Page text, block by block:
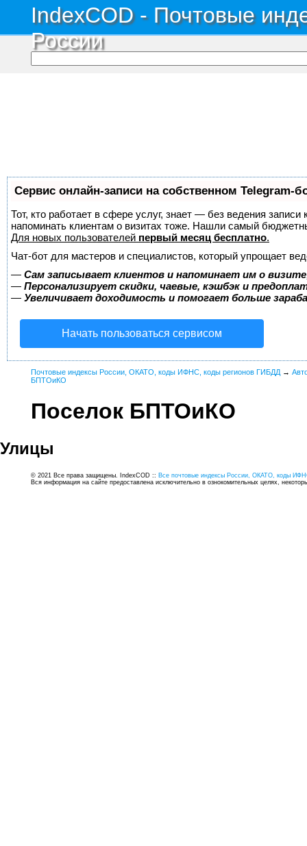
IndexCOD - Почтовые
России
Сервис онлайн-записи на собственном Telegram-
Тот, кто работает в сфере услуг, знает — без ведения
напоминать клиентам о визитах тоже. Нашли самый
Для новых пользователей первый месяц бесплатно.
Чат-бот для мастеров и специалистов, который упрощает
— Сам записывает клиентов и напоминает им о
— Персонализирует скидки, чаевые, кэшбэк и
— Увеличивает доходимость и помогает больше
Начать пользоваться сервисом
Почтовые индексы России, ОКАТО, коды ИФНС, коды регионов ГИБДД →
БПТОиКО
Поселок БПТОиКО
Улицы
© 2021 Все права защищены. IndexCOD :: Все почтовые индексы России, ОКАТО, коды
Вся информация на сайте предоставлена исключительно в ознокомительных целях,